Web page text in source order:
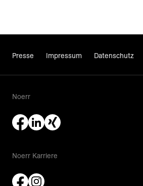
Presse Impressum Datenschutz
Noerr
Noerr Karriere